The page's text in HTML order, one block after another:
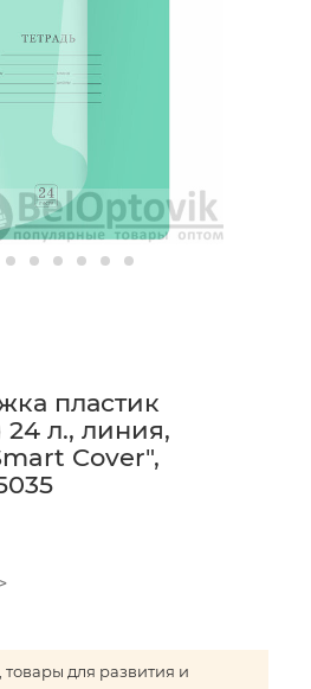
пластик
л., линия,
Cover",
для развития и